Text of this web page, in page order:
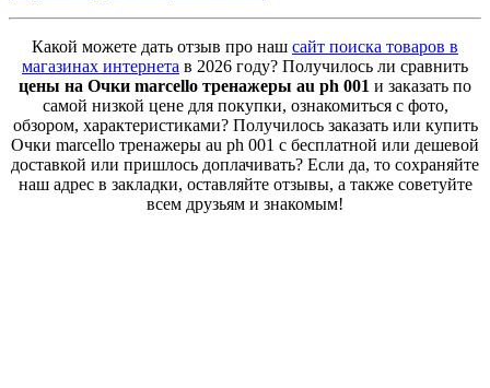
Какой можете дать отзыв про наш сайт поиска товаров в
магазинах интернета в 2026 году? Получилось ли сравнить
цены на Очки marcello тренажеры au ph 001 и заказать по
самой низкой цене для покупки, ознакомиться с фото,
обзором, характеристиками? Получилось заказать или купить
Очки marcello тренажеры au ph 001 с бесплатной или дешевой
доставкой или пришлось доплачивать? Если да, то сохраняйте
наш адрес в закладки, оставляйте отзывы, а также советуйте
всем друзьям и знакомым!